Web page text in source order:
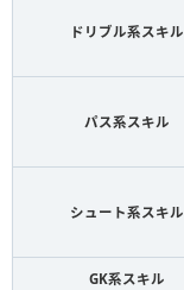
ドリブル系スキル
パス系スキル
シュート系スキル
GK系スキル